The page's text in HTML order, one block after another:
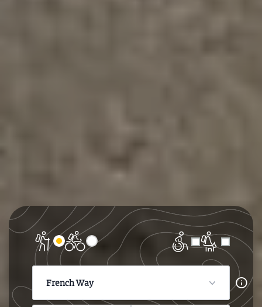
French Way